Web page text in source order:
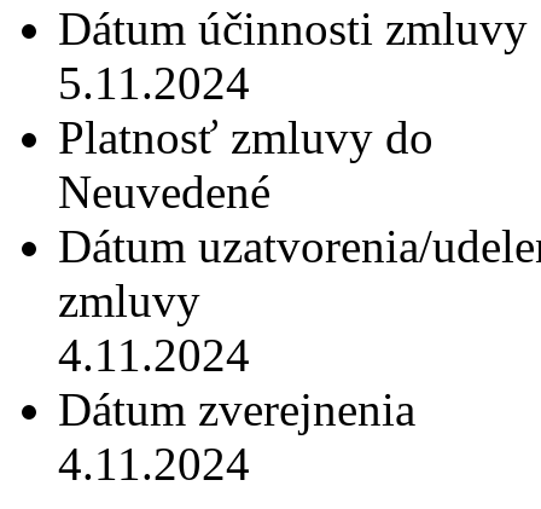
Dátum účinnosti zmluvy
5.11.2024
Platnosť zmluvy do
Neuvedené
Dátum uzatvorenia/
zmluvy
4.11.2024
Dátum zverejnenia
4.11.2024